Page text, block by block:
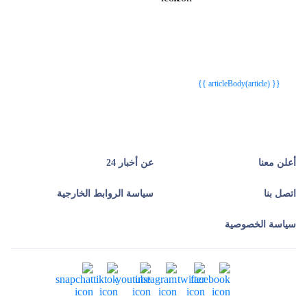
{{ articleBody(article) }}
أعلن معنا عن أخبار 24
اتصل بنا سياسة الروابط الخارجية
سياسة الخصوصية